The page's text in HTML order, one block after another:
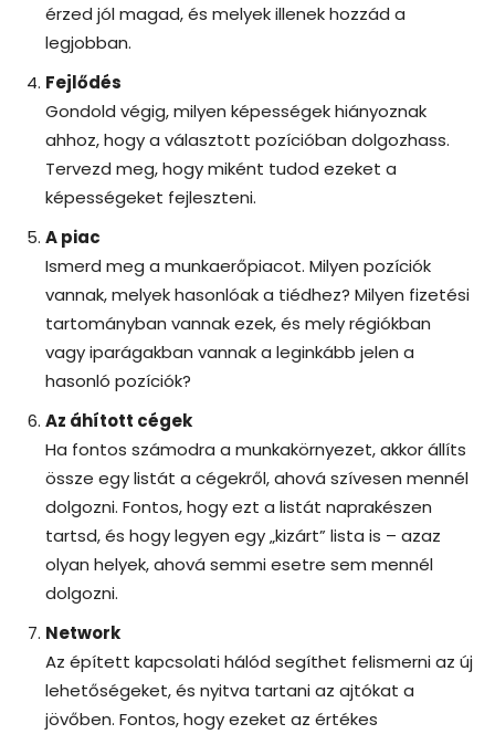
érzed jól magad, és melyek illenek hozzád a
legjobban.
Fejlődés
Gondold végig, milyen képességek hiányoznak
ahhoz, hogy a választott pozícióban dolgozhass.
Tervezd meg, hogy miként tudod ezeket a
képességeket fejleszteni.
A piac
Ismerd meg a munkaerőpiacot. Milyen pozíciók
vannak, melyek hasonlóak a tiédhez? Milyen fizetési
tartományban vannak ezek, és mely régiókban
vagy iparágakban vannak a leginkább jelen a
hasonló pozíciók?
Az áhított cégek
Ha fontos számodra a munkakörnyezet, akkor állíts
össze egy listát a cégekről, ahová szívesen mennél
dolgozni. Fontos, hogy ezt a listát naprakészen
tartsd, és hogy legyen egy „kizárt” lista is – azaz
olyan helyek, ahová semmi esetre sem mennél
dolgozni.
Network
Az épített kapcsolati hálód segíthet felismerni az új
lehetőségeket, és nyitva tartani az ajtókat a
jövőben. Fontos, hogy ezeket az értékes